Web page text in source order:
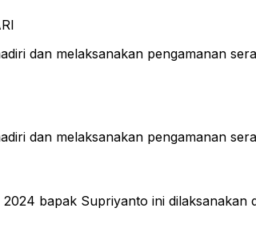
dan melaksanakan pengamanan
dan melaksanakan pengamanan
bapak Supriyanto ini dilaksanakan